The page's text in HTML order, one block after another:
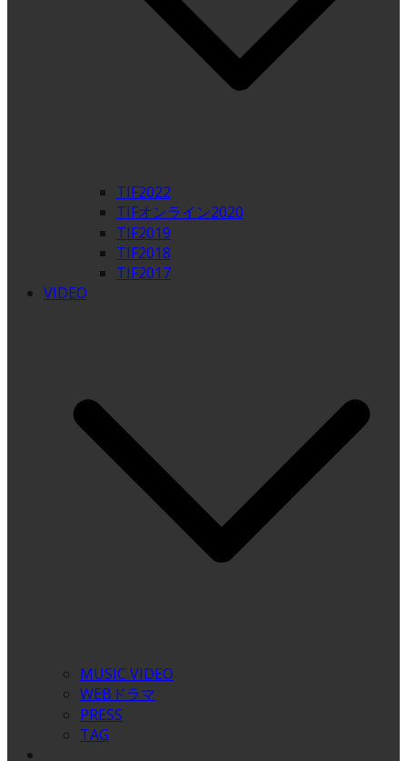
TIF2022
TIFオンライン2020
TIF2019
TIF2018
TIF2017
VIDEO
MUSIC VIDEO
WEBドラマ
PRESS
TAG